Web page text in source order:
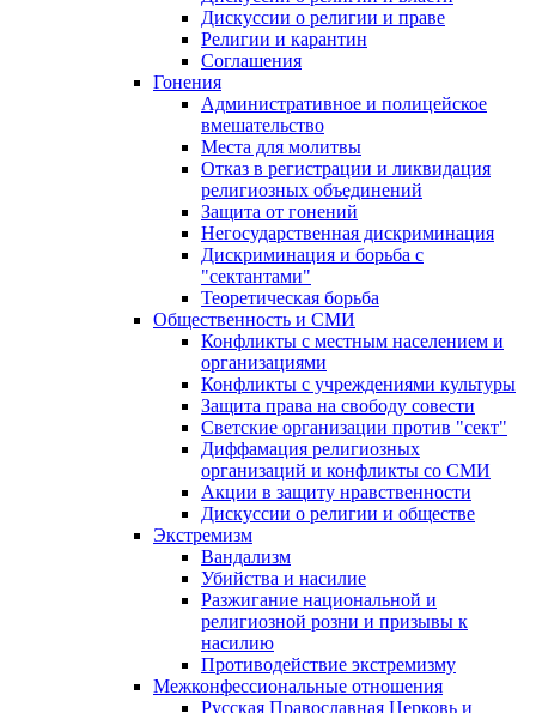
Дискуссии о религии и праве
Религии и карантин
Соглашения
Гонения
Административное и полицейское
вмешательство
Места для молитвы
Отказ в регистрации и ликвидация
религиозных объединений
Защита от гонений
Негосударственная дискриминация
Дискриминация и борьба с
"сектантами"
Теоретическая борьба
Общественность и СМИ
Конфликты с местным населением и
организациями
Конфликты с учреждениями культуры
Защита права на свободу совести
Светские организации против "сект"
Диффамация религиозных
организаций и конфликты со СМИ
Акции в защиту нравственности
Дискуссии о религии и обществе
Экстремизм
Вандализм
Убийства и насилие
Разжигание национальной и
религиозной розни и призывы к
насилию
Противодействие экстремизму
Межконфессиональные отношения
Русская Православная Церковь и